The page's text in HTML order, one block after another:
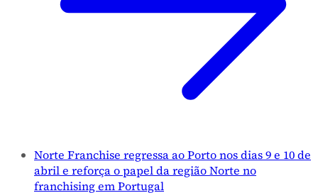
Norte Franchise regressa ao Porto nos dias 9 e 10 de
abril e reforça o papel da região Norte no
franchising em Portugal